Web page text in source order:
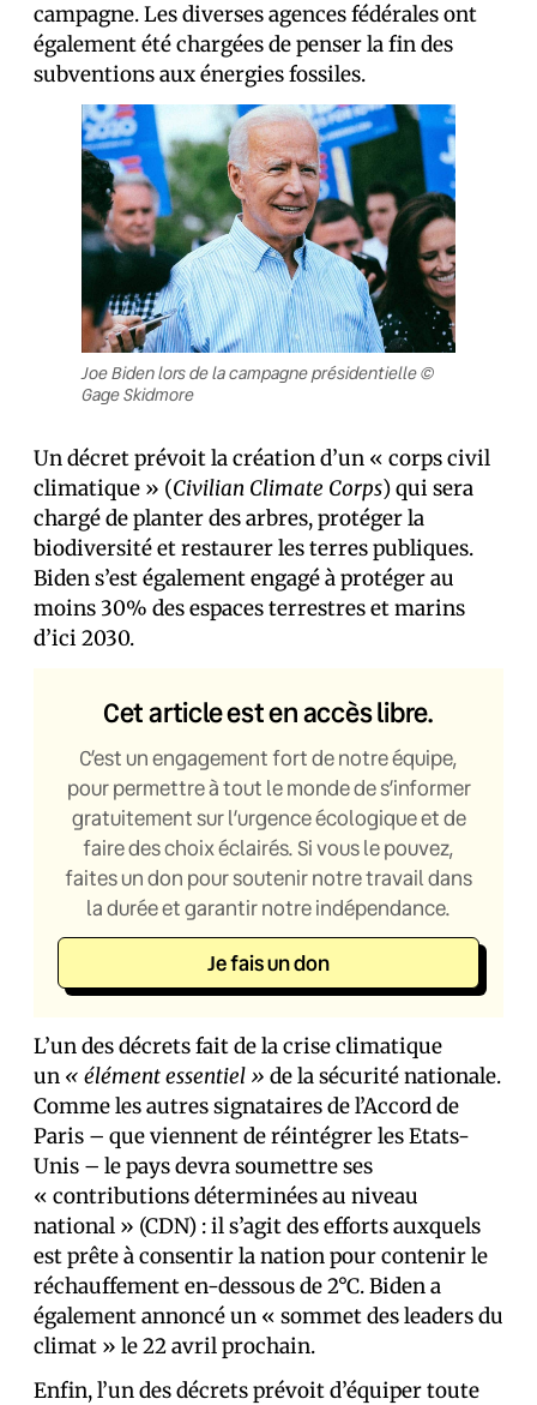
campagne. Les diverses agences fédérales ont
également été chargées de penser la fin des
subventions aux énergies fossiles.
Joe Biden lors de la campagne présidentielle ©
Gage Skidmore
Un décret prévoit la création d’un « corps civil
climatique » (Civilian Climate Corps) qui sera
chargé de planter des arbres, protéger la
biodiversité et restaurer les terres publiques.
Biden s’est également engagé à protéger au
moins 30% des espaces terrestres et marins
d’ici 2030.
Cet article est en accès libre.
C’est un engagement fort de notre équipe,
pour permettre à tout le monde de s’informer
gratuitement sur l’urgence écologique et de
faire des choix éclairés. Si vous le pouvez,
faites un don pour soutenir notre travail dans
la durée et garantir notre indépendance.
Je fais un don
L’un des décrets fait de la crise climatique
un « élément essentiel » de la sécurité nationale.
Comme les autres signataires de l’Accord de
Paris – que viennent de réintégrer les Etats-
Unis – le pays devra soumettre ses
« contributions déterminées au niveau
national » (CDN) : il s’agit des efforts auxquels
est prête à consentir la nation pour contenir le
réchauffement en-dessous de 2°C. Biden a
également annoncé un « sommet des leaders du
climat » le 22 avril prochain.
Enfin, l’un des décrets prévoit d’équiper toute